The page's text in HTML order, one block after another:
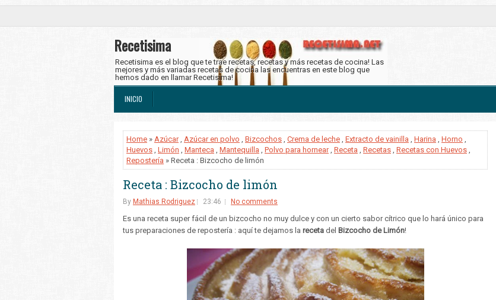
Recetisima
Recetisima es el blog que te trae recetas, recetas y más recetas de cocina! Las
mejores y más variadas recetas de cocina las encuentras en este blog que
hemos dado en llamar Recetisima!
INICIO
Home » Azúcar, Azúcar en polvo , Bizcochos , Crema de leche , Extracto de vainilla , Harina , Horno ,
Huevos , Limón , Manteca , Mantequilla , Polvo para hornear, Receta , Recetas , Recetas con Huevos ,
Repostería » Receta : Bizcocho de limón
Receta : Bizcocho de limón
By Mathias Rodriguez 23:46 No comments
Es una receta super fácil de un bizcocho no muy dulce y con un cierto sabor cítrico que lo hará único para
tus preparaciones de repostería : aquí te dejamos la receta del Bizcocho de Limón!